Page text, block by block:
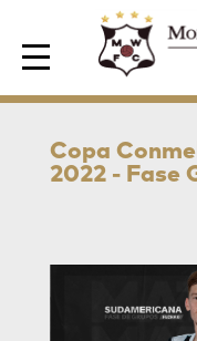
Area de Socios
Copa
2022 - Fase